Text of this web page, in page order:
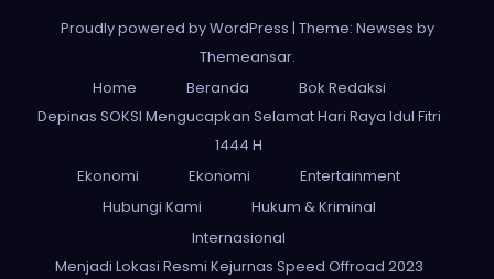
Proudly powered by WordPress | Theme: Newses by
Themeansar.
Home
Beranda
Bok Redaksi
Depinas SOKSI Mengucapkan Selamat Hari Raya Idul Fitri
1444 H
Ekonomi
Ekonomi
Entertainment
Hubungi Kami
Hukum & Kriminal
Internasional
Menjadi Lokasi Resmi Kejurnas Speed Offroad 2023